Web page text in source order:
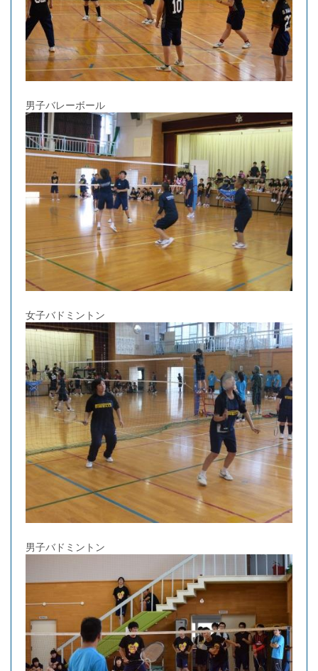
男子バレーボール
女子バドミントン
男子バドミントン